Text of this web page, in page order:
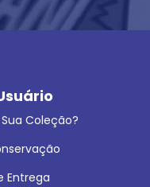
Coleção?
Entrega